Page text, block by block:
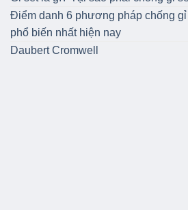
Điểm danh 6 phương pháp chống gỉ
phổ biến nhất hiện nay
Daubert Cromwell